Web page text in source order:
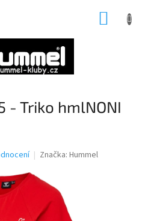
- Triko hmlNONI
Značka: Hummel